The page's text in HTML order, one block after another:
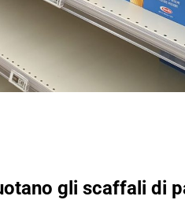
gli scaffali di